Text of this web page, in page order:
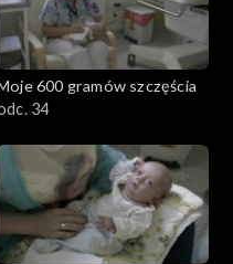
600 gramów szczęścia
34